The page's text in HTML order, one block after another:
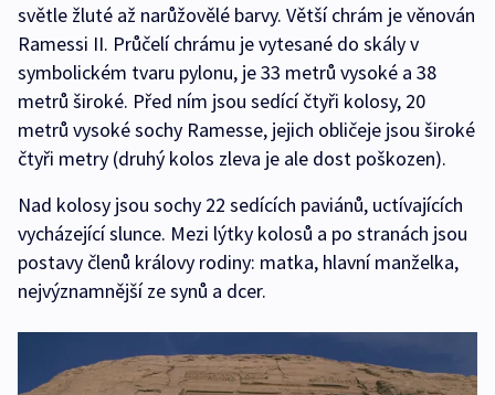
světle žluté až narůžovělé barvy. Větší chrám je věnován
Ramessi II. Průčelí chrámu je vytesané do skály v
symbolickém tvaru pylonu, je 33 metrů vysoké a 38
metrů široké. Před ním jsou sedící čtyři kolosy, 20
metrů vysoké sochy Ramesse, jejich obličeje jsou široké
čtyři metry (druhý kolos zleva je ale dost poškozen).
Nad kolosy jsou sochy 22 sedících paviánů, uctívajících
vycházející slunce. Mezi lýtky kolosů a po stranách jsou
postavy členů královy rodiny: matka, hlavní manželka,
nejvýznamnější ze synů a dcer.